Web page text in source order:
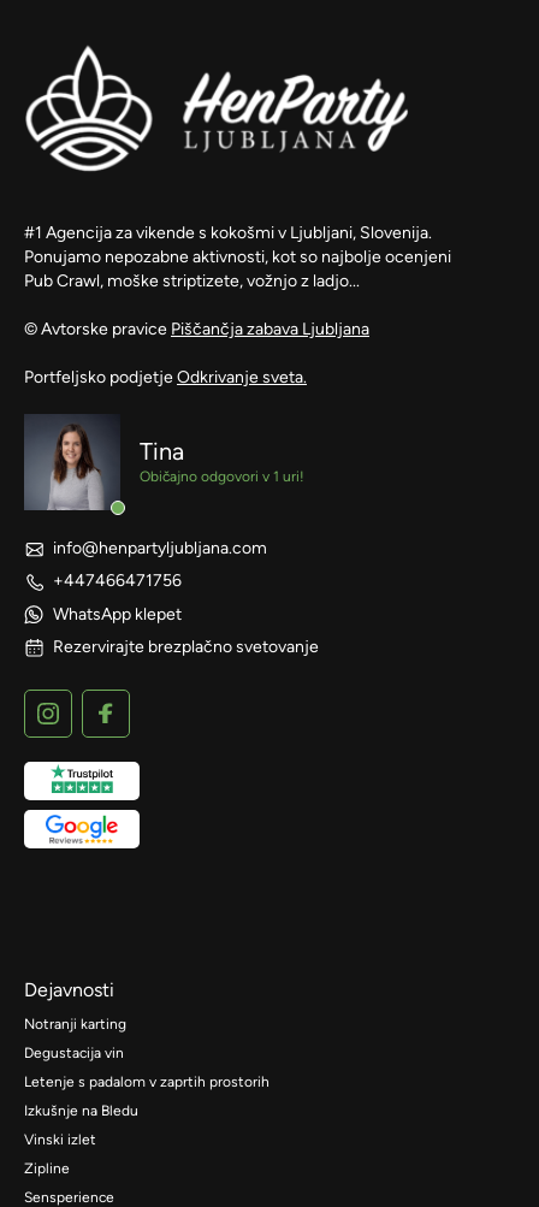
#1 Agencija za vikende s kokošmi v Ljubljani, Slovenija.
Ponujamo nepozabne aktivnosti, kot so najbolje ocenjeni
Pub Crawl, moške striptizete, vožnjo z ladjo...
© Avtorske pravice Piščančja zabava Ljubljana
Portfeljsko podjetjeOdkrivanje sveta.
Tina
Običajno odgovori v 1 uri!
info@henpartyljubljana.com
+447466471756
WhatsApp klepet
Rezervirajte brezplačno svetovanje
Dejavnosti
Notranji karting
Degustacija vin
Letenje s padalom v zaprtih prostorih
Izkušnje na Bledu
Vinski izlet
Zipline
Sensperience